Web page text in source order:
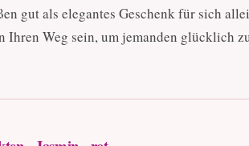
gut als elegantes Geschenk für sich
Ihren Weg sein, um jemanden glücklich